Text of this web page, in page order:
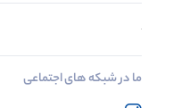
ما در شبکه های اجتماعی